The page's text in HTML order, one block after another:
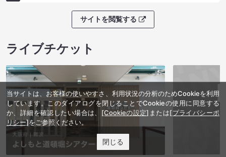
サイトを閲覧する
ライブチケット
当サイトは、お客様の使いやすさ、利用状況の分析のためCookieを利用
しています。このダイアログを閉じることでCookieの使用に同意する
か、詳細を確認したい場合は、 [Cookieの設定] または[プライバシーポ
リシー]をご参照ください。
閉じる